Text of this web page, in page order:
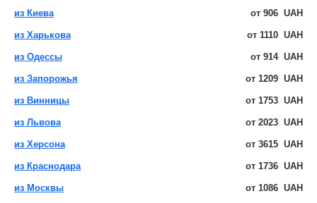
из Киева от 906 UAH
из Харькова от 1110 UAH
из Одессы от 914 UAH
из Запорожья от 1209 UAH
из Винницы от 1753 UAH
из Львова от 2023 UAH
из Херсона от 3615 UAH
из Краснодара от 1736 UAH
из Москвы от 1086 UAH